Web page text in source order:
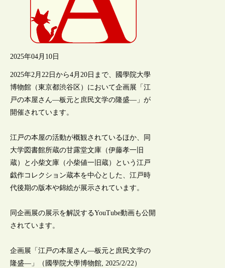
2025年04月10日
2025年2月22日から4月20日まで、國學院大學
博物館（東京都渋谷区）において企画展「江
戸の本屋さん―板元と庶民文学の隆盛―」が
開催されています。
江戸の本屋の活動が概観されているほか、同
大学図書館所蔵の甘露堂文庫（伊藤孝一旧
蔵）と小柴文庫（小柴値一旧蔵）という江戸
戯作コレクション蔵本を中心とした、江戸時
代後期の版本や錦絵が展示されています。
同企画展の展示を解説するYouTube動画も公開
されています。
企画展「江戸の本屋さん―板元と庶民文学の
隆盛―」（國學院大學博物館, 2025/2/22）